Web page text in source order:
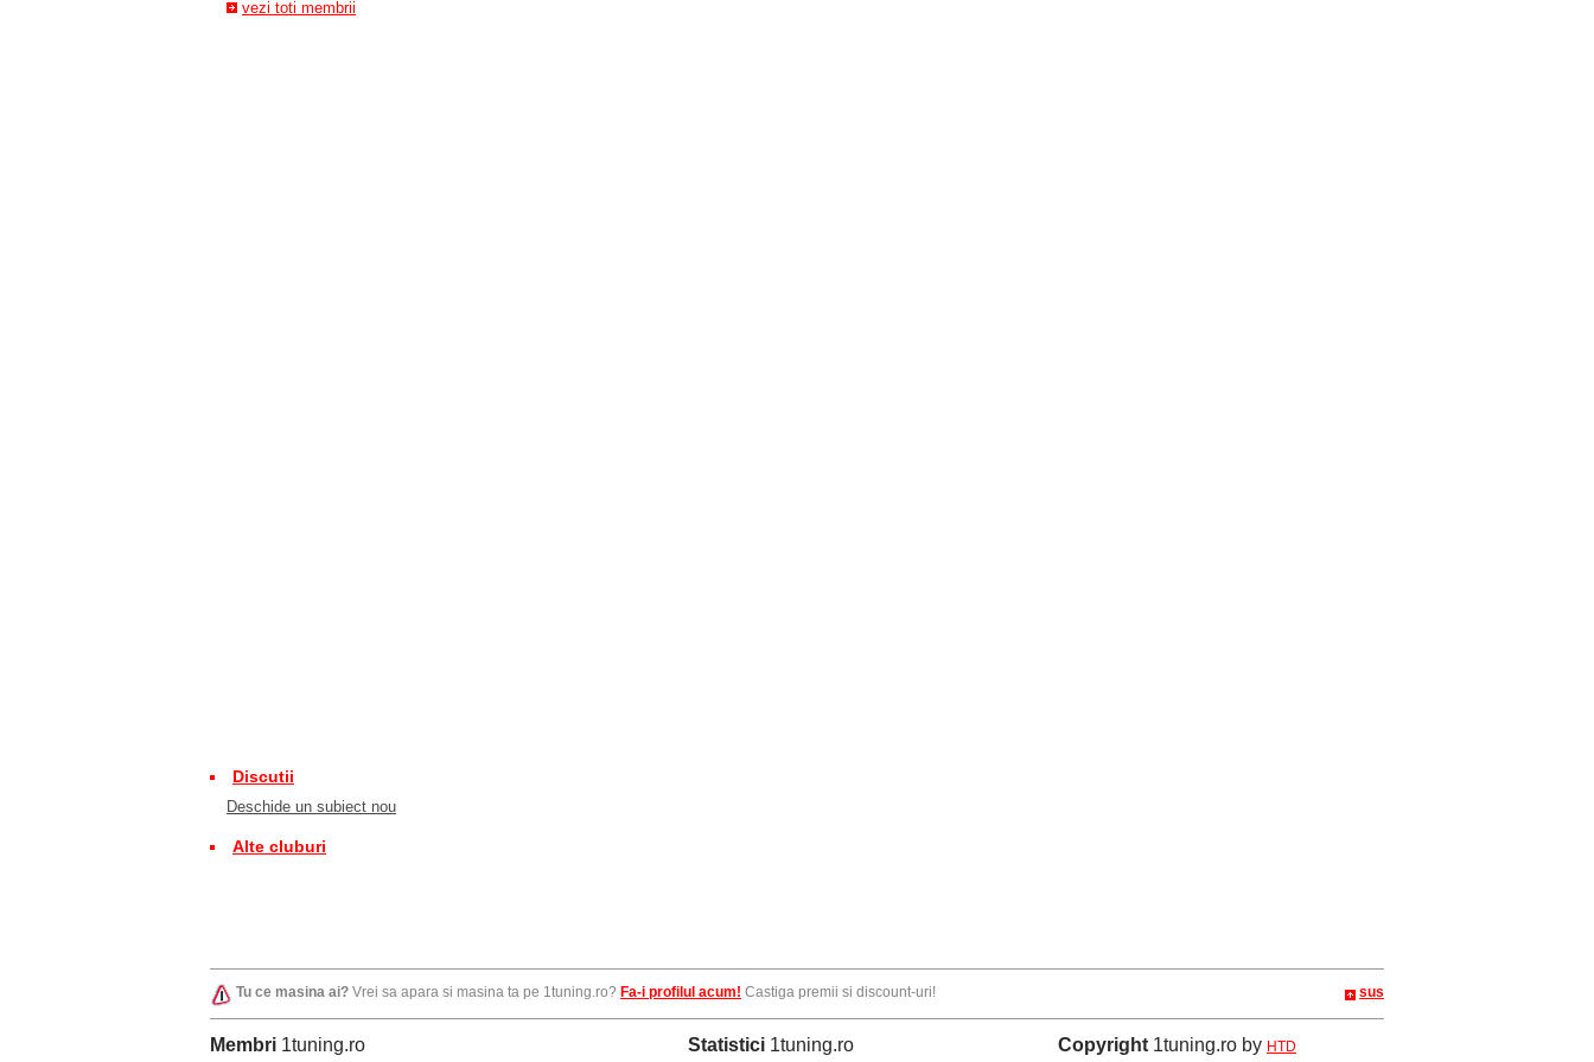
vezi toti membrii
Discutii
Deschide un subiect nou
Alte cluburi
Tu ce masina ai? Vrei sa apara si masina ta pe 1tuning.ro? Fa-i profilul acum! Castiga premii si discount-uri! sus
Membri 1tuning.ro Statistici 1tuning.ro Copyright 1tuning.ro by HTD